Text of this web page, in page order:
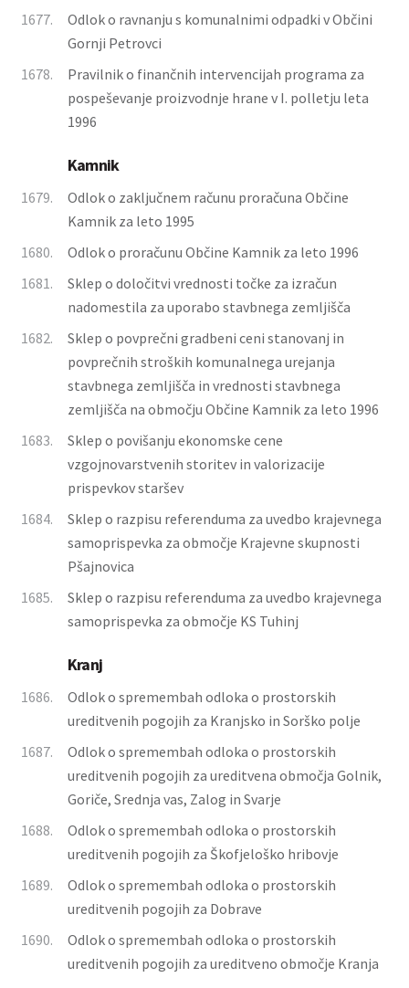
1677.
Odlok o ravnanju s komunalnimi odpadki v Občini
Gornji Petrovci
1678.
Pravilnik o finančnih intervencijah programa za
pospeševanje proizvodnje hrane v I. polletju leta
1996
Kamnik
1679.
Odlok o zaključnem računu proračuna Občine
Kamnik za leto 1995
1680.
Odlok o proračunu Občine Kamnik za leto 1996
1681.
Sklep o določitvi vrednosti točke za izračun
nadomestila za uporabo stavbnega zemljišča
1682.
Sklep o povprečni gradbeni ceni stanovanj in
povprečnih stroških komunalnega urejanja
stavbnega zemljišča in vrednosti stavbnega
zemljišča na območju Občine Kamnik za leto 1996
1683.
Sklep o povišanju ekonomske cene
vzgojnovarstvenih storitev in valorizacije
prispevkov staršev
1684.
Sklep o razpisu referenduma za uvedbo krajevnega
samoprispevka za območje Krajevne skupnosti
Pšajnovica
1685.
Sklep o razpisu referenduma za uvedbo krajevnega
samoprispevka za območje KS Tuhinj
Kranj
1686.
Odlok o spremembah odloka o prostorskih
ureditvenih pogojih za Kranjsko in Sorško polje
1687.
Odlok o spremembah odloka o prostorskih
ureditvenih pogojih za ureditvena območja Golnik,
Goriče, Srednja vas, Zalog in Svarje
1688.
Odlok o spremembah odloka o prostorskih
ureditvenih pogojih za Škofjeloško hribovje
1689.
Odlok o spremembah odloka o prostorskih
ureditvenih pogojih za Dobrave
1690.
Odlok o spremembah odloka o prostorskih
ureditvenih pogojih za ureditveno območje Kranja